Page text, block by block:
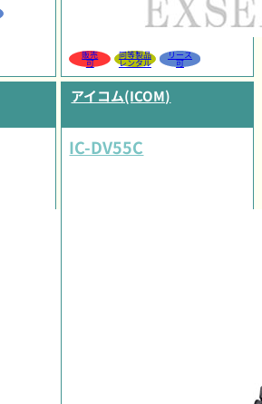
販売
可
同等製品
レンタル
リース
可
アイコム(ICOM)
IC-DV55C